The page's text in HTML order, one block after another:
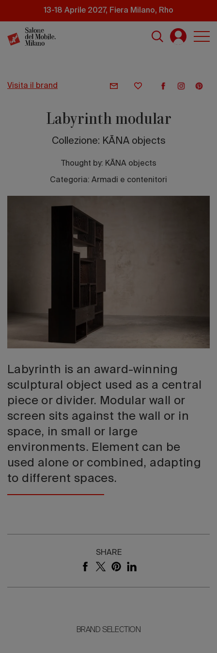
principale
13-18 Aprile 2027, Fiera Milano, Rho
visita il brand
Labyrinth modular
Collezione: KĀNA objects
Thought by: KĀNA objects
Categoria: Armadi e contenitori
Labyrinth is an award-winning
sculptural object used as a central
piece or divider. Modular wall or
screen sits against the wall or in
space, in small or large
environments. Element can be
used alone or combined, adapting
to different spaces.
SHARE
BRAND SELECTION